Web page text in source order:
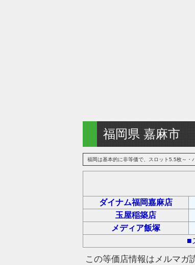
福岡県 嘉麻市
福岡は基本的に非等価で、スロット5.5枚～・
ダイナム福岡嘉麻店
玉屋稲築店
メディア飯塚
■
この等価店情報はメルマガ